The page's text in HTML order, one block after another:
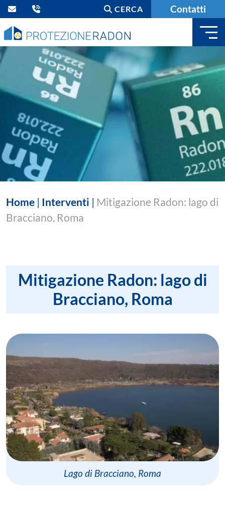
CERCA Contatti
Home | Interventi | Mitigazione Radon: lago di
Bracciano, Roma
Mitigazione Radon: lago di
Bracciano, Roma
Lago di Bracciano, Roma